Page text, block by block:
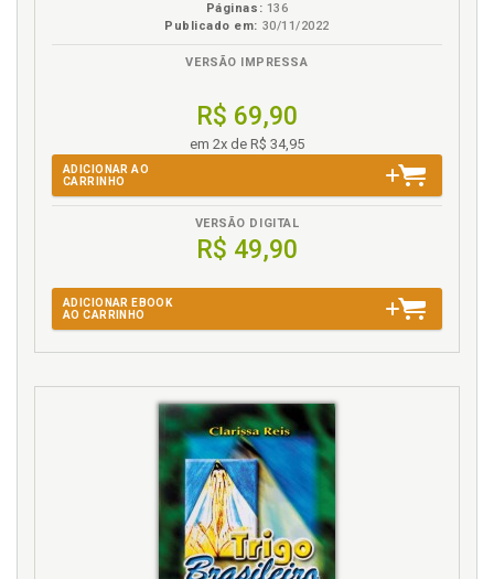
Páginas: 136
Publicado em: 30/11/2022
VERSÃO IMPRESSA
R$ 69,90
em 2x de R$ 34,95
ADICIONAR AO
CARRINHO
VERSÃO DIGITAL
R$ 49,90
ADICIONAR EBOOK
AO CARRINHO